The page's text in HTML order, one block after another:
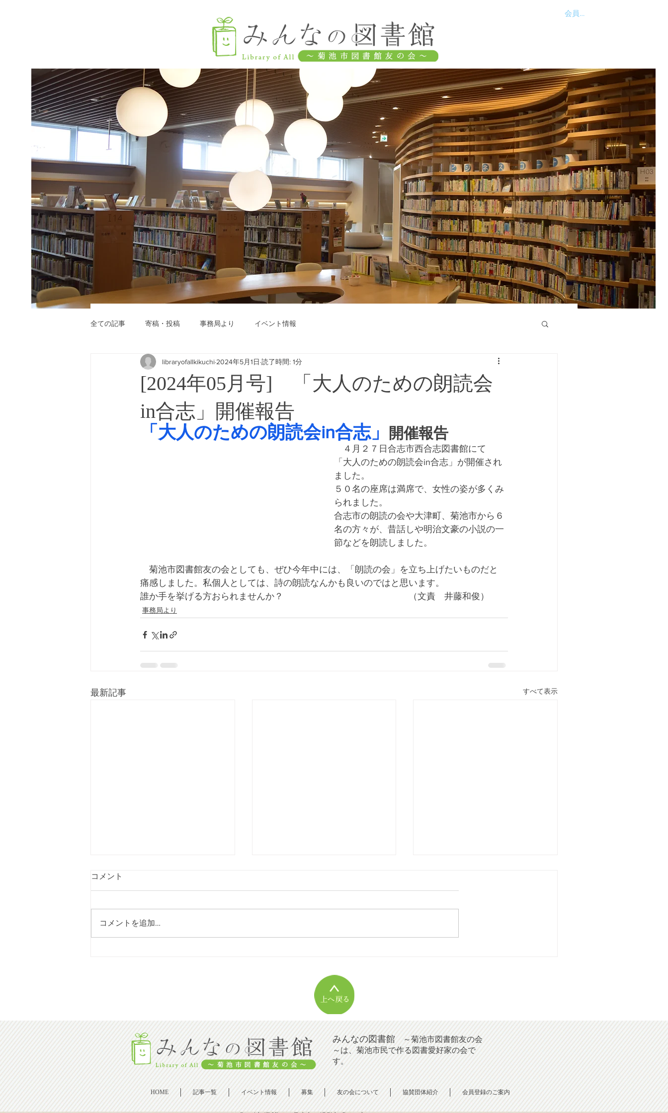
会員ログイン
全ての記事 寄稿・投稿 事務局より イベント情報
[2024年05月号] 「大人のための朗読会
in合志」開催報告
libraryofallkikuchi 2024年5月1日 読了時間: 1分
「大人のための朗読会in合志」 開催報告
４月２７日合志市西合志図書館にて
「大人のための朗読会in合志」が開催され
ました。
５０名の座席は満席で、女性の姿が多くみ
られました。
合志市の朗読の会や大津町、菊池市から６
名の方々が、昔話しや明治文豪の小説の一
節などを朗読しました。
菊池市図書館友の会としても、ぜひ今年中には、「朗読の会」を立ち上げたいものだと
痛感しました。私個人としては、詩の朗読なんかも良いのではと思います。
誰か手を挙げる方おられませんか？　　　　　　　　　　　　　　（文責　井藤和俊）
事務局より
最新記事 すべて表示
[2026年08月号]菊池の夏
コメント
コメントを追加…
みんなの図書館～菊池市図書館友の会
～は、菊池市民で作る図書愛好家の会で
す。
HOME 記事一覧 イベント情報 募集 友の会について 協賛団体紹介 会員登録のご案内